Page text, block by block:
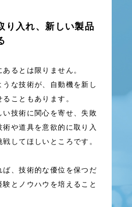
り入れ、新しい製品
るとは限りません。
な技術が、自動機を新し
こともあります。
技術に関心を寄せ、失敗
や道具を意欲的に取り入
してほしいところです。
、技術的な優位を保つだ
とノウハウを培えること